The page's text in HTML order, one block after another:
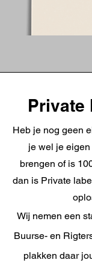
Private
Heb je nog geen
je wel je
brengen of is
dan is Private
Wij nemen een
Buurse- en
plakken daar